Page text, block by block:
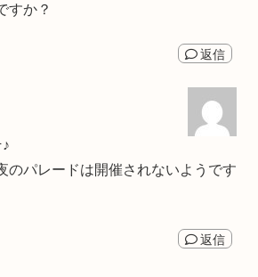
すか？
返信
のパレードは開催されないようです
返信